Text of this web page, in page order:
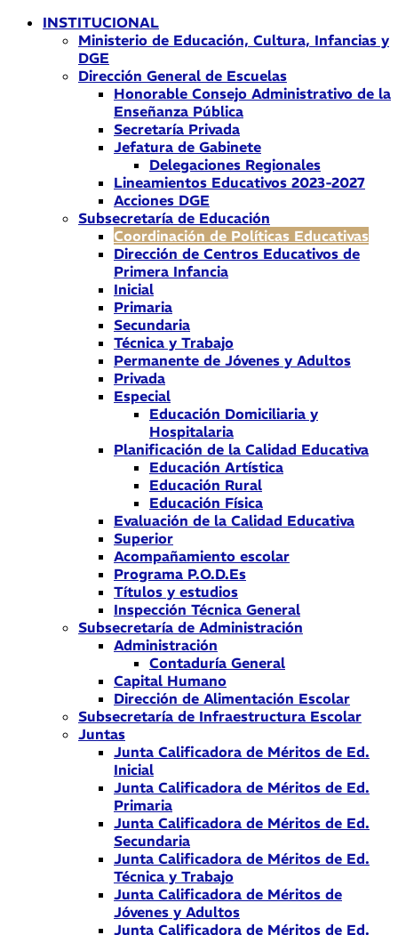
INSTITUCIONAL
Ministerio de Educación, Cultura, Infancias y
DGE
Dirección General de Escuelas
Honorable Consejo Administrativo de la
Enseñanza Pública
Secretaría Privada
Jefatura de Gabinete
Delegaciones Regionales
Lineamientos Educativos 2023-2027
Acciones DGE
Subsecretaría de Educación
Coordinación de Políticas Educativas
Dirección de Centros Educativos de
Primera Infancia
Inicial
Primaria
Secundaria
Técnica y Trabajo
Permanente de Jóvenes y Adultos
Privada
Especial
Educación Domiciliaria y
Hospitalaria
Planificación de la Calidad Educativa
Educación Artística
Educación Rural
Educación Física
Evaluación de la Calidad Educativa
Superior
Acompañamiento escolar
Programa P.O.D.Es
Títulos y estudios
Inspección Técnica General
Subsecretaría de Administración
Administración
Contaduría General
Capital Humano
Dirección de Alimentación Escolar
Subsecretaría de Infraestructura Escolar
Juntas
Junta Calificadora de Méritos de Ed.
Inicial
Junta Calificadora de Méritos de Ed.
Primaria
Junta Calificadora de Méritos de Ed.
Secundaria
Junta Calificadora de Méritos de Ed.
Técnica y Trabajo
Junta Calificadora de Méritos de
Jóvenes y Adultos
Junta Calificadora de Méritos de Ed.